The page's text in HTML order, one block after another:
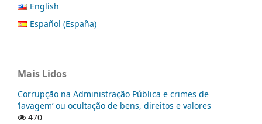
English
Español (España)
Mais Lidos
Corrupção na Administração Pública e crimes de
‘lavagem’ ou ocultação de bens, direitos e valores
470